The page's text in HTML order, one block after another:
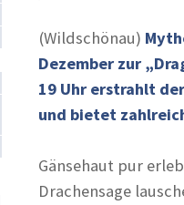
(Wildschönau)
Dezember zur
19 Uhr erstrahlt
und bietet
Gänsehaut pur
Drachensage